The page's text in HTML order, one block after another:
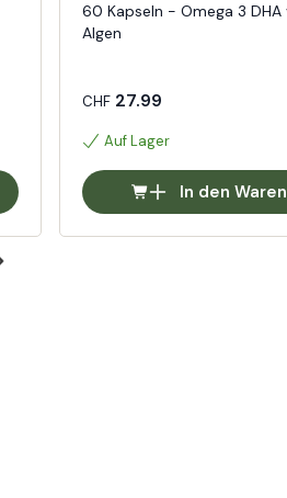
60 Kapseln - Omega 3 DHA
Algen
CHF27.99
Auf Lager
In den